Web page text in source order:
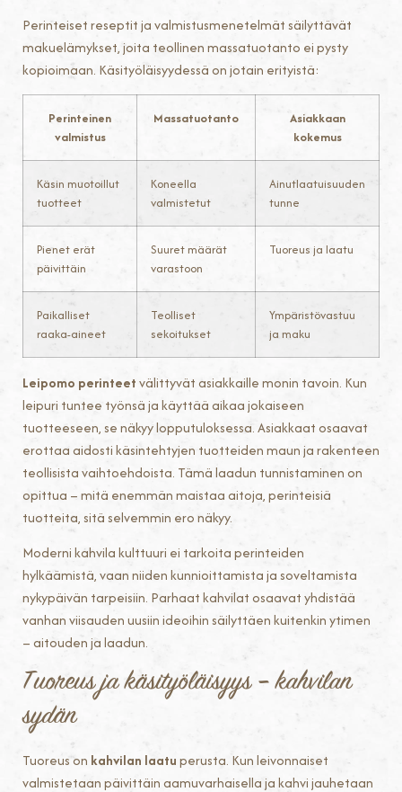
Perinteiset reseptit ja valmistusmenetelmät säilyttävät
makuelämykset, joita teollinen massatuotanto ei pysty
kopioimaan. Käsityöläisyydessä on jotain erityistä:
Perinteinen
valmistus
Massatuotanto
Asiakkaan
kokemus
Käsin muotoillut
tuotteet
Koneella
valmistetut
Ainutlaatuisuuden
tunne
Pienet erät
päivittäin
Suuret määrät
varastoon
Tuoreus ja laatu
Paikalliset
raaka-aineet
Teolliset
sekoitukset
Ympäristövastuu
ja maku
Leipomo perinteetvälittyvät asiakkaille monin tavoin. Kun
leipuri tuntee työnsä ja käyttää aikaa jokaiseen
tuotteeseen, se näkyy lopputuloksessa. Asiakkaat osaavat
erottaa aidosti käsintehtyjen tuotteiden maun ja rakenteen
teollisista vaihtoehdoista. Tämä laadun tunnistaminen on
opittua – mitä enemmän maistaa aitoja, perinteisiä
tuotteita, sitä selvemmin ero näkyy.
Moderni kahvila kulttuuri ei tarkoita perinteiden
hylkäämistä, vaan niiden kunnioittamista ja soveltamista
nykypäivän tarpeisiin. Parhaat kahvilat osaavat yhdistää
vanhan viisauden uusiin ideoihin säilyttäen kuitenkin ytimen
– aitouden ja laadun.
Tuoreus ja käsityöläisyys – kahvilan
sydän
Tuoreus on kahvilan laatuperusta. Kun leivonnaiset
valmistetaan päivittäin aamuvarhaisella ja kahvi jauhetaan